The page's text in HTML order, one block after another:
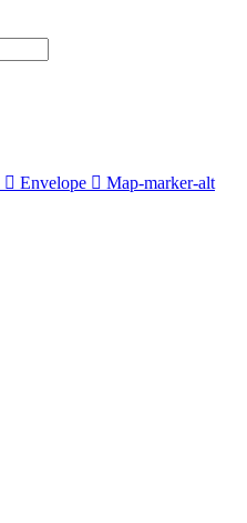
Envelope Map-marker-alt